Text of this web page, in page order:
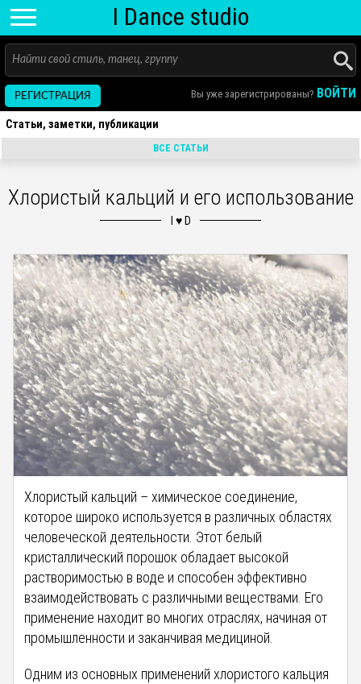
I Dance studio
Вы уже зарегистрированы? ВОЙТИ
РЕГИСТРАЦИЯ
Статьи, заметки, публикации
ВСЕ СТАТЬИ
Хлористый кальций и его использование
Хлористый кальций – химическое соединение,
которое широко используется в различных областях
человеческой деятельности. Этот белый
кристаллический порошок обладает высокой
растворимостью в воде и способен эффективно
взаимодействовать с различными веществами. Его
применение находит во многих отраслях, начиная от
промышленности и заканчивая медициной.
Одним из основных применений хлористого кальция